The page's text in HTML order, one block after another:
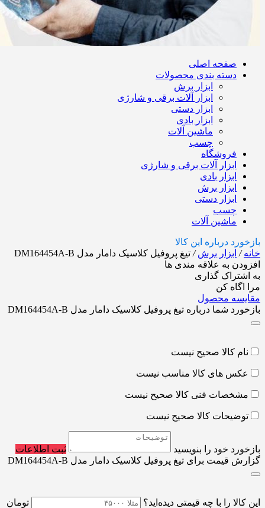
صفحه اصلی
دسته بندی محصولات
ابزار برش
ابزار آلات برقی و شارژی
ابزار دستی
ابزار بادی
ماشین آلات
چسب
فروشگاه
ابزار آلات برقی و شارژی
ابزار بادی
ابزار برش
ابزار دستی
چسب
ماشین آلات
بازخورد درباره این کالا
خانه/ ابزار برش/ تیغ پروفیل کلاسیک دامار مدل DM164454A-B
افزودن به علاقه مندی ها
به اشتراک گذاری
مرا اگاه کن
مقایسه محصول
بازخورد شما درباره تیغ پروفیل کلاسیک دامار مدل DM164454A-B
نام کالا صحیح نیست
عکس های کالا مناسب نیست
مشخصات فنی کالا صحیح نیست
توضیحات کالا صحیح نیست
بازخورد خود را بنویسید
ثبت اطلاعات
گزارش قیمت برای تیغ پروفیل کلاسیک دامار مدل DM164454A-B
این کالا را با چه قیمتی دیده‌اید؟ تومان